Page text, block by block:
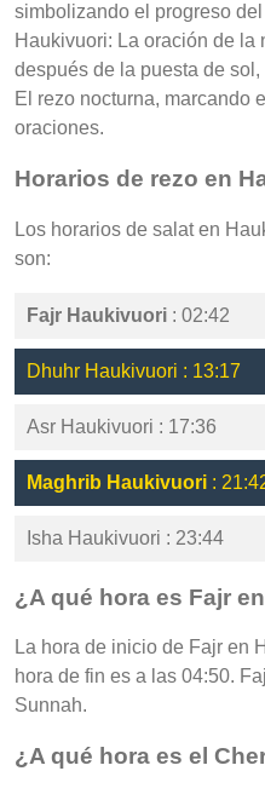
simbolizando el progreso
Haukivuori: La oración de la
después de la puesta de
El rezo nocturna, marcando
oraciones.
Horarios de rezo en
Los horarios de salat en
son:
Fajr Haukivuori : 02:42
Dhuhr Haukivuori : 13:17
Asr Haukivuori : 17:36
Maghrib Haukivuori :
Isha Haukivuori : 23:44
¿A qué hora es Fajr
La hora de inicio de Fajr en
hora de fin es a las 04:50.
Sunnah.
¿A qué hora es el